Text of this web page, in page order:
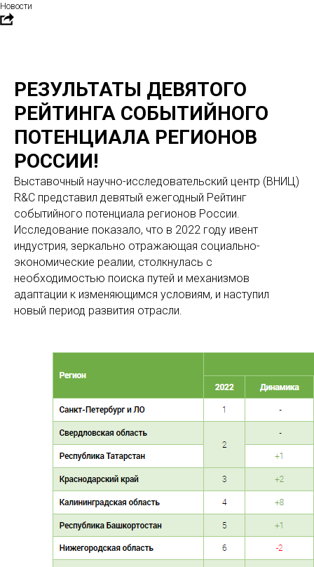
Новости
РЕЗУЛЬТАТЫ ДЕВЯТОГО
РЕЙТИНГА СОБЫТИЙНОГО
ПОТЕНЦИАЛА РЕГИОНОВ
РОССИИ!
Выставочный научно-исследовательский центр (ВНИЦ)
R&C представил девятый ежегодный Рейтинг
событийного потенциала регионов России.
Исследование показало, что в 2022 году ивент
индустрия, зеркально отражающая социально-
экономические реалии, столкнулась с
необходимостью поиска путей и механизмов
адаптации к изменяющимся условиям, и наступил
новый период развития отрасли.